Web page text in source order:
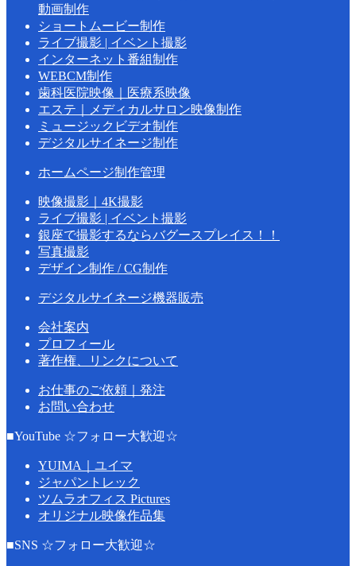
動画制作
ショートムービー制作
ライブ撮影 | イベント撮影
インターネット番組制作
WEBCM制作
歯科医院映像｜医療系映像
エステ｜メディカルサロン映像制作
ミュージックビデオ制作
デジタルサイネージ制作
ホームページ制作管理
映像撮影｜4K撮影
ライブ撮影 | イベント撮影
銀座で撮影するならバグースプレイス！！
写真撮影
デザイン制作 / CG制作
デジタルサイネージ機器販売
会社案内
プロフィール
著作権、リンクについて
お仕事のご依頼｜発注
お問い合わせ
■YouTube ☆フォロー大歓迎☆
YUIMA｜ユイマ
ジャパントレック
ツムラオフィス Pictures
オリジナル映像作品集
■SNS ☆フォロー大歓迎☆